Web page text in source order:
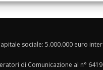
sociale: 5.000.000 euro
di Comunicazione al n°